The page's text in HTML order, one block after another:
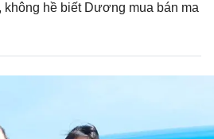
không hề biết Dương mua bán ma